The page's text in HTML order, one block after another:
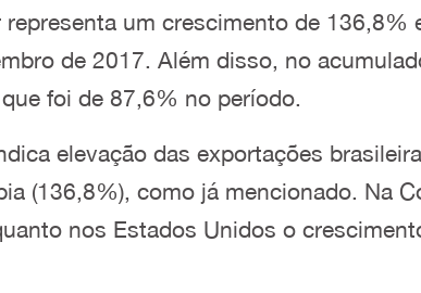
um crescimento de 136,8%
de 2017. Além disso, no
foi de 87,6% no período.
elevação das exportações
(136,8%), como já mencionado. Na
nos Estados Unidos o